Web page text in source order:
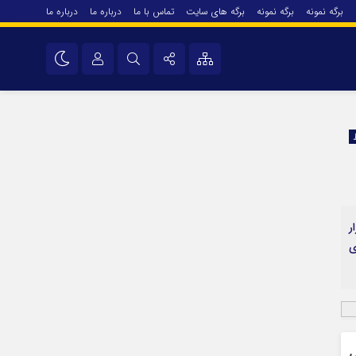
برگه نمونه برگه نمونه برگه های سایت تماس با ما درباره ما درباره ما